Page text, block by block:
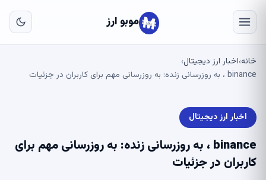
موبو ارز
خانه›اخبار ارز دیجیتال›
binance ، به روزرسانی زنده: به روزرسانی مهم برای کاربران در جزئیات
اخبار ارز دیجیتال
binance ، به روزرسانی زنده: به روزرسانی مهم برای
کاربران در جزئیات